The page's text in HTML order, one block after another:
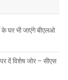
के घर भी जाएंगे बीएलओ
दें विशेष जोर – सीएस